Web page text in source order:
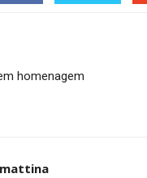
homenagem